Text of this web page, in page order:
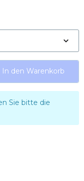
In den Warenkorb
Sie bitte die